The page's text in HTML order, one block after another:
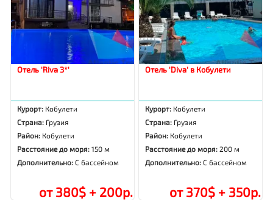
Отель 'Riva 3*'
Курорт: Кобулети
Страна: Грузия
Район: Кобулети
Расстояние до моря:150 м
Дополнительно:С бассейном
от 380$ + 200р.
Отель 'Diva' в Кобулети
Курорт: Кобулети
Страна: Грузия
Район: Кобулети
Расстояние до моря:200 м
Дополнительно:С бассейном
от 370$ + 350р.